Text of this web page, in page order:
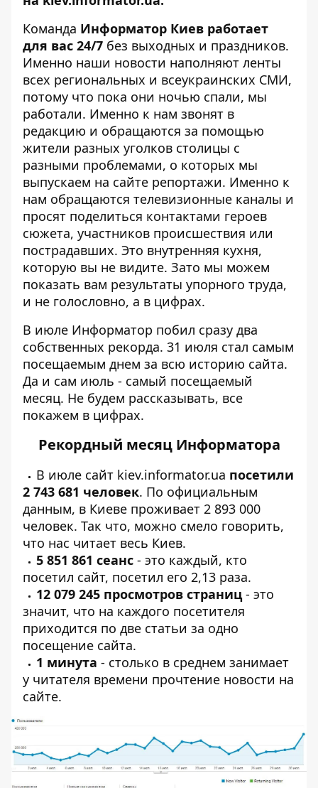
Команда Информатор Киев работает
для вас 24/7 без выходных и праздников.
Именно наши новости наполняют ленты
всех региональных и всеукраинских СМИ,
потому что пока они ночью спали, мы
работали. Именно к нам звонят в
редакцию и обращаются за помощью
жители разных уголков столицы с
разными проблемами, о которых мы
выпускаем на сайте репортажи. Именно к
нам обращаются телевизионные каналы и
просят поделиться контактами героев
сюжета, участников происшествия или
пострадавших. Это внутренняя кухня,
которую вы не видите. Зато мы можем
показать вам результаты упорного труда,
и не голословно, а в цифрах.
В июле Информатор побил сразу два
собственных рекорда. 31 июля стал самым
посещаемым днем за всю историю сайта.
Да и сам июль - самый посещаемый
месяц. Не будем рассказывать, все
покажем в цифрах.
Рекордный месяц Информатора
В июле сайт kiev.informator.ua посетили
2 743 681 человек. По официальным
данным, в Киеве проживает 2 893 000
человек. Так что, можно смело говорить,
что нас читает весь Киев.
5 851 861 сеанс - это каждый, кто
посетил сайт, посетил его 2,13 раза.
12 079 245 просмотров страниц- это
значит, что на каждого посетителя
приходится по две статьи за одно
посещение сайта.
1 минута - столько в среднем занимает
у читателя времени прочтение новости на
сайте.